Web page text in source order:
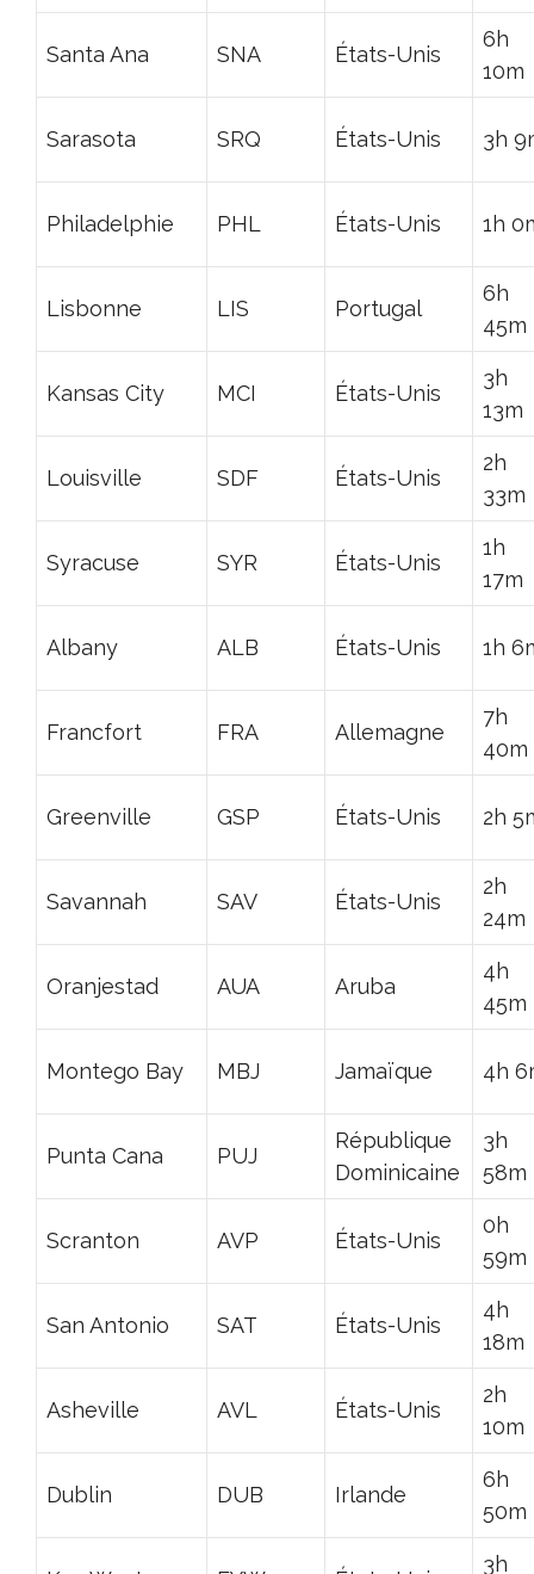
Santa Ana SNA États-Unis
6h
10m
Sarasota SRQ États-Unis 3h
Philadelphie PHL États-Unis 1h
Lisbonne LIS Portugal
6h
45m
Kansas City MCI États-Unis
3h
13m
Louisville SDF États-Unis
2h
33m
Syracuse SYR États-Unis
1h
17m
Albany ALB États-Unis 1h
Francfort FRA Allemagne
7h
40m
Greenville GSP États-Unis 2h
Savannah SAV États-Unis
2h
24m
Oranjestad AUA Aruba
4h
45m
Montego Bay MBJ Jamaïque 4h
Punta Cana PUJ
République
Dominicaine
3h
58m
Scranton AVP États-Unis
0h
59m
San Antonio SAT États-Unis
4h
18m
Asheville AVL États-Unis
2h
10m
Dublin DUB Irlande
6h
50m
3h